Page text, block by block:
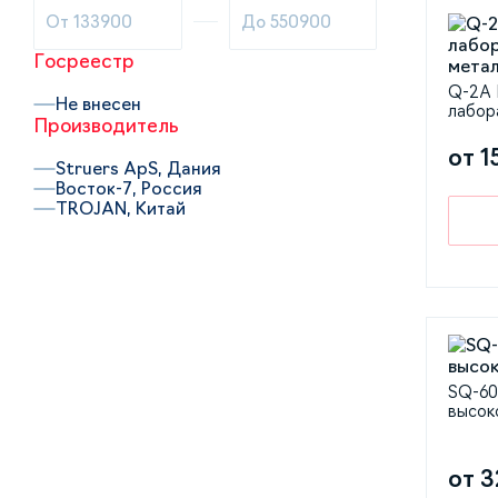
Госреестр
Не внесен
Производитель
Struers ApS, Дания
Восток-7, Россия
TROJAN, Китай
Q-2A
от
SQ-
от